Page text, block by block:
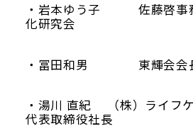
・岩本ゆう子 佐藤啓事
化研究会
・冨田和男 東輝会会
・湯川 直紀 （株）ライフ
代表取締役社長